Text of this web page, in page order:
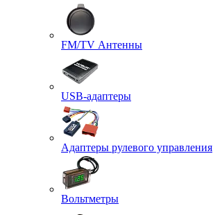
FM/TV Антенны
USB-адаптеры
Адаптеры рулевого управления
Вольтметры